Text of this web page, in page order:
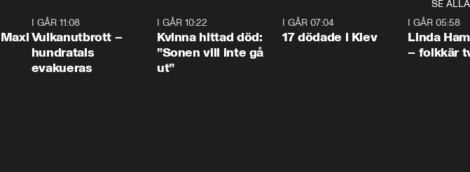
SE ALLA
I GÅR 11:08
Vulkanutbrott –
hundratals
evakueras
I GÅR 10:22
Kvinna hittad död:
”Sonen vill inte gå
ut”
I GÅR 07:04
17 dödade i Kiev
I GÅR 05:58
Linda
– folkkär